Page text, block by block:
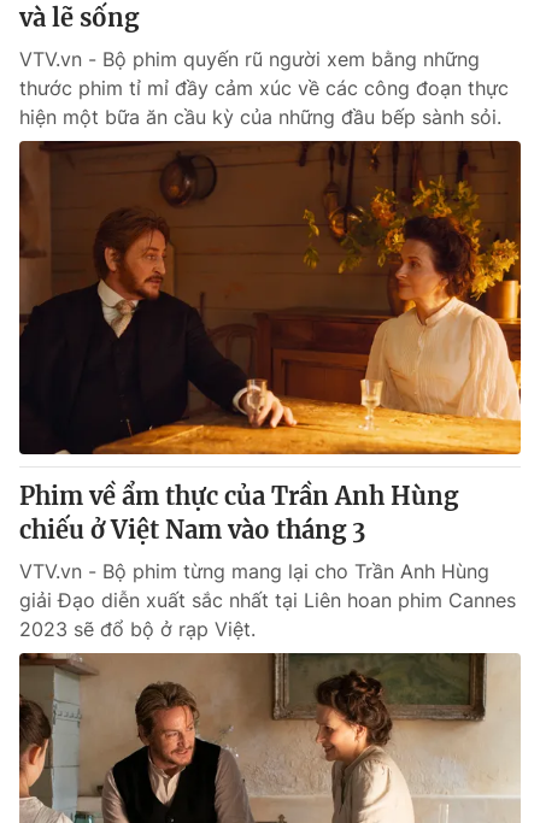
và lẽ sống
VTV.vn - Bộ phim quyến rũ người xem bằng những
thước phim tỉ mỉ đầy cảm xúc về các công đoạn thực
hiện một bữa ăn cầu kỳ của những đầu bếp sành sỏi.
Phim về ẩm thực của Trần Anh Hùng
chiếu ở Việt Nam vào tháng 3
VTV.vn - Bộ phim từng mang lại cho Trần Anh Hùng
giải Đạo diễn xuất sắc nhất tại Liên hoan phim Cannes
2023 sẽ đổ bộ ở rạp Việt.